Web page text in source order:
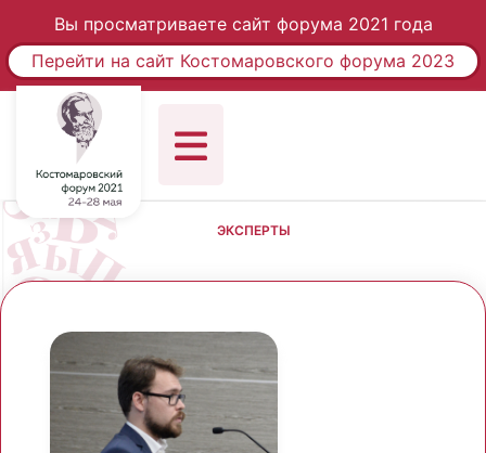
Вы просматриваете сайт форума 2021 года
Перейти на сайт Костомаровского форума 2023
ЭКСПЕРТЫ